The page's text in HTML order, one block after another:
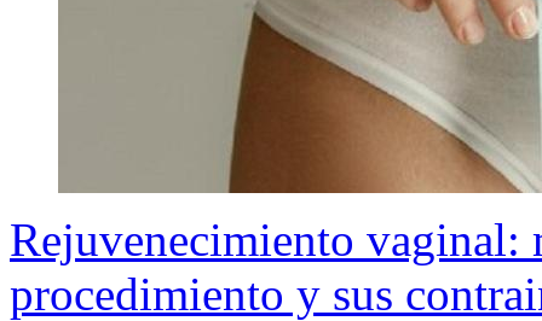
Rejuvenecimiento vaginal:
procedimiento y sus